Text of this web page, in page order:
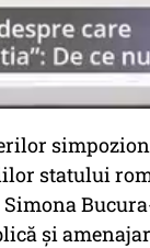
statului
și